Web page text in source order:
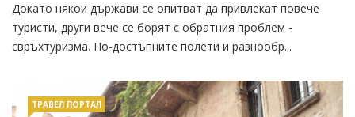
Докато някои държави се опитват да привлекат повече
туристи, други вече се борят с обратния проблем -
свръхтуризма. По-достъпните полети и разнообр...
ТРАВЕЛ ПОРТАЛ